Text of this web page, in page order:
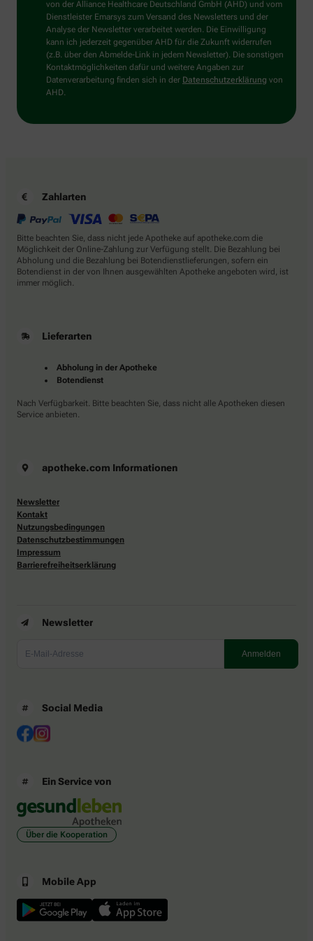
Dann
wählen
Sie
bitte
den
Baum.
von der Alliance Healthcare Deutschland GmbH (AHD) und vom
Dienstleister Emarsys zum Versand des Newsletters und der
Analyse der Newsletter verarbeitet werden. Die Einwilligung
kann ich jederzeit gegenüber AHD für die Zukunft widerrufen
(z.B. über den Abmelde-Link in jedem Newsletter). Die sonstigen
Kontaktmöglichkeiten dafür und weitere Angaben zur
Datenverarbeitung finden sich in der Datenschutzerklärung von
AHD.
Zahlarten
Bitte beachten Sie, dass nicht jede Apotheke auf apotheke.com die
Möglichkeit der Online-Zahlung zur Verfügung stellt. Die Bezahlung bei
Abholung und die Bezahlung bei Botendienstlieferungen, sofern ein
Botendienst in der von Ihnen ausgewählten Apotheke angeboten wird, ist
immer möglich.
Lieferarten
Abholung in der Apotheke
Botendienst
Nach Verfügbarkeit. Bitte beachten Sie, dass nicht alle Apotheken diesen
Service anbieten.
apotheke.com Informationen
Newsletter
Kontakt
Nutzungsbedingungen
Datenschutzbestimmungen
Impressum
Barrierefreiheitserklärung
Newsletter
Social Media
Ein Service von
Über die Kooperation
Mobile App